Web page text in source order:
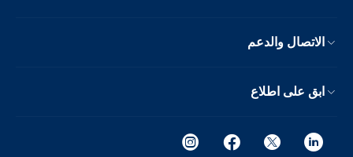
الاتصال والدعم
ابق على اطلاع